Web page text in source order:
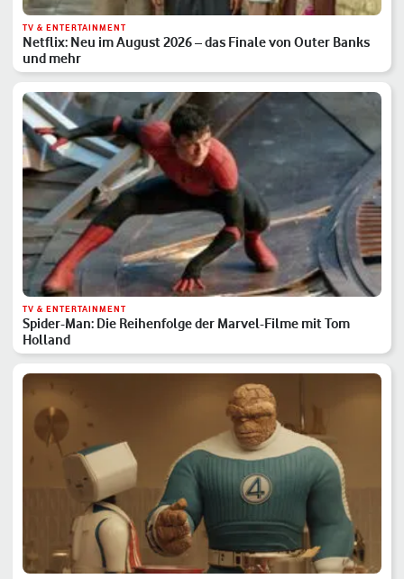
TV & ENTERTAINMENT
Netflix: Neu im August 2026 – das Finale von Outer Banks
und mehr
TV & ENTERTAINMENT
Spider-Man: Die Reihenfolge der Marvel-Filme mit Tom
Holland